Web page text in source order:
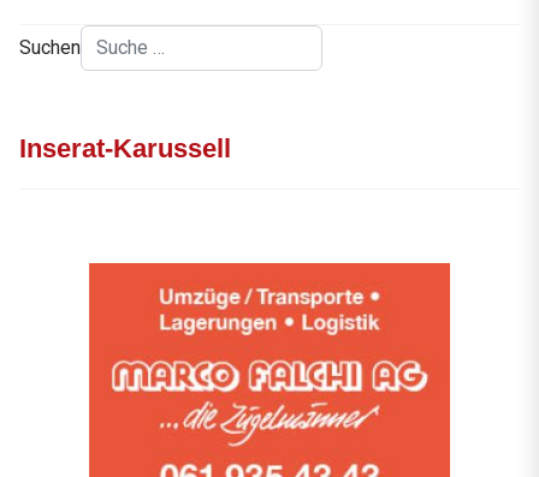
Suchen
Inserat-Karussell